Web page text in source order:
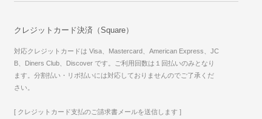
クレジットカード決済（Square）
対応クレジットカードは Visa、Mastercard、American Express、JC
B、Diners Club、Discover です。ご利用回数は１回払いのみとなり
ます。分割払い・リボ払いには対応しておりませんのでご了承くだ
さい。
[ クレジットカード支払のご請求書メールを送信します ]